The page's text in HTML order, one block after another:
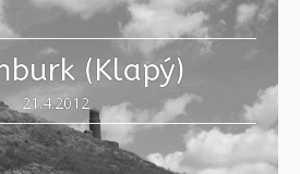
(Klapý)
21.4.2012